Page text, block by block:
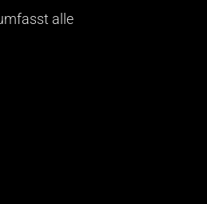
alle